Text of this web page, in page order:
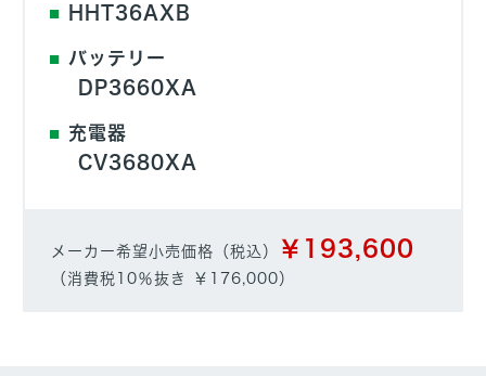
HHT36AXB
バッテリー
DP3660XA
充電器
CV3680XA
メーカー希望小売価格（税込） ￥193,600
（消費税10％抜き ￥176,000）